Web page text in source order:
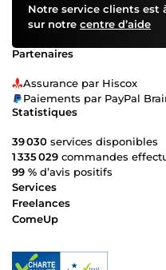
Notre service clients est
sur notre centre d’aide
Partenaires
Assurance par Hiscox
Paiements par PayPal
Statistiques
39 030 services disponibles
1 335 029 commandes
99 % d’avis positifs
Services
Freelances
ComeUp